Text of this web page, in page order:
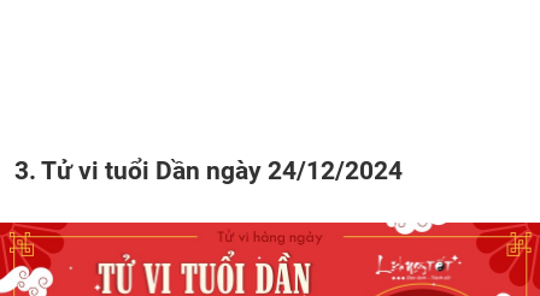
3. Tử vi tuổi Dần ngày 24/12/2024